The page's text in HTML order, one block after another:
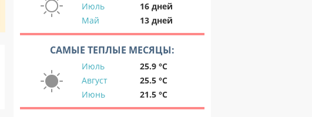
Июль
16 дней
Май
13 дней
САМЫЕ ТЕПЛЫЕ МЕСЯЦЫ:
Июль
25.9 °C
Август
25.5 °C
Июнь
21.5 °C